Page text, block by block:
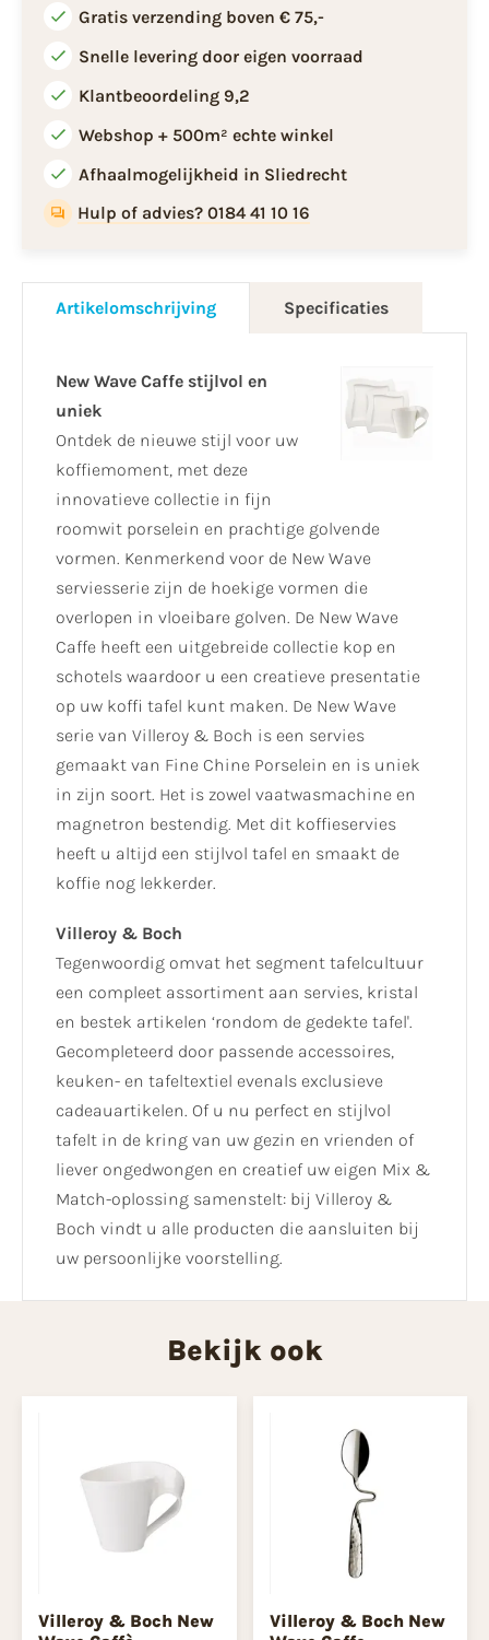
Gratis verzending boven € 75,-
Snelle levering door eigen voorraad
Klantbeoordeling 9,2
Webshop + 500m² echte winkel
Afhaalmogelijkheid in Sliedrecht
Hulp of advies? 0184 41 10 16
Artikelomschrijving Specificaties
New Wave Caffe stijlvol en
uniek
Ontdek de nieuwe stijl voor uw
koffiemoment, met deze
innovatieve collectie in fijn
roomwit porselein en prachtige golvende
vormen. Kenmerkend voor de New Wave
serviesserie zijn de hoekige vormen die
overlopen in vloeibare golven. De New Wave
Caffe heeft een uitgebreide collectie kop en
schotels waardoor u een creatieve presentatie
op uw koffi tafel kunt maken. De New Wave
serie van Villeroy & Boch is een servies
gemaakt van Fine Chine Porselein en is uniek
in zijn soort. Het is zowel vaatwasmachine en
magnetron bestendig. Met dit koffieservies
heeft u altijd een stijlvol tafel en smaakt de
koffie nog lekkerder.
Villeroy & Boch
Tegenwoordig omvat het segment tafelcultuur
een compleet assortiment aan servies, kristal
en bestek artikelen ‘rondom de gedekte tafel'.
Gecompleteerd door passende accessoires,
keuken- en tafeltextiel evenals exclusieve
cadeauartikelen. Of u nu perfect en stijlvol
tafelt in de kring van uw gezin en vrienden of
liever ongedwongen en creatief uw eigen Mix &
Match-oplossing samenstelt: bij Villeroy &
Boch vindt u alle producten die aansluiten bij
uw persoonlijke voorstelling.
Bekijk ook
Villeroy & Boch New
Villeroy & Boch New